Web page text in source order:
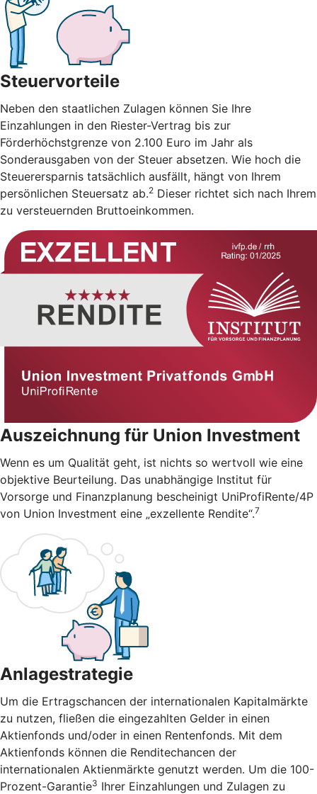
Steuervorteile
Neben den staatlichen Zulagen können Sie Ihre
Einzahlungen in den Riester-Vertrag bis zur
Förderhöchstgrenze von 2.100 Euro im Jahr als
Sonderausgaben von der Steuer absetzen. Wie hoch die
Steuerersparnis tatsächlich ausfällt, hängt von Ihrem
persönlichen Steuersatz ab.2 Dieser richtet sich nach Ihrem
zu versteuernden Bruttoeinkommen.
Auszeichnung für Union Investment
Wenn es um Qualität geht, ist nichts so wertvoll wie eine
objektive Beurteilung. Das unabhängige Institut für
Vorsorge und Finanzplanung bescheinigt UniProfiRente/4P
von Union Investment eine „exzellente Rendite“.7
Anlagestrategie
Um die Ertragschancen der internationalen Kapitalmärkte
zu nutzen, fließen die eingezahlten Gelder in einen
Aktienfonds und/oder in einen Rentenfonds. Mit dem
Aktienfonds können die Renditechancen der
internationalen Aktienmärkte genutzt werden. Um die 100-
Prozent-Garantie3 Ihrer Einzahlungen und Zulagen zu